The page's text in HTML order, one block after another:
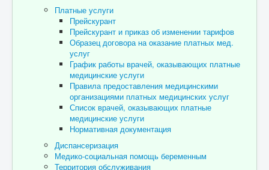
Платные услуги
Прейскурант
Прейскурант и приказ об изменении тарифов
Образец договора на оказание платных мед.
услуг
График работы врачей, оказывающих платные
медицинские услуги
Правила предоставления медицинскими
организациями платных медицинских услуг
Список врачей, оказывающих платные
медицинские услуги
Нормативная документация
Диспансеризация
Медико-социальная помощь беременным
Территория обслуживания